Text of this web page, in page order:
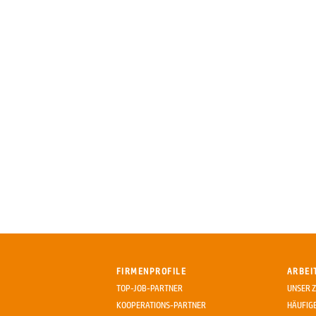
FIRMENPROFILE
TOP-JOB-PARTNER
KOOPERATIONS-PARTNER
UNSER